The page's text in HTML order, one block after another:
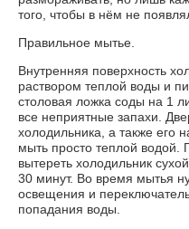
того, чтобы в нём не
Правильное мытье.
Внутренняя поверхность
раствором теплой воды и
столовая ложка соды на 1
все неприятные запахи.
холодильника, а также его
мыть просто теплой водой.
вытереть холодильник
30 минут. Во время мытья
освещения и
попадания воды.